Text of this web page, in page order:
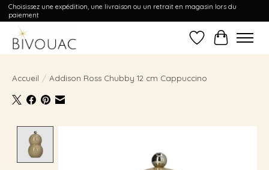
Choisissez une expédition, une livraison ou un retrait en magasin lors du
paiement
Liste dePanier
Accueil / Addison Ross Chubby 12 cm Cappuccino